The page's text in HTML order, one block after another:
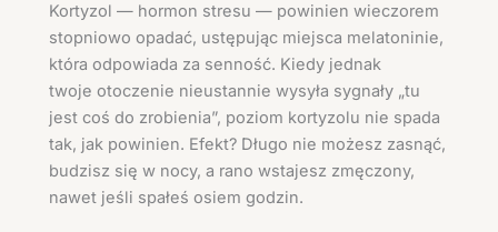
Kortyzol — hormon stresu — powinien wieczorem
stopniowo opadać, ustępując miejsca melatoninie,
która odpowiada za senność. Kiedy jednak
twoje otoczenie nieustannie wysyła sygnały „tu
jest coś do zrobienia”, poziom kortyzolu nie spada
tak, jak powinien. Efekt? Długo nie możesz zasnąć,
budzisz się w nocy, a rano wstajesz zmęczony,
nawet jeśli spałeś osiem godzin.